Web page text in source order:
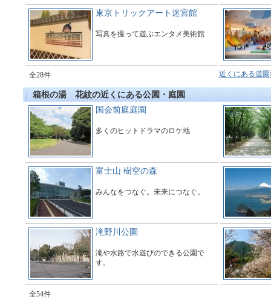
東京トリックアート迷宮館
写真を撮って遊ぶエンタメ美術館
全28件 近くにある遊
箱根の湯 花紋の近くにある公園・庭園
国会前庭庭園
多くのヒットドラマのロケ地
富士山 樹空の森
みんなをつなぐ。未来につなぐ。
滝野川公園
滝や水路で水遊びのできる公園で
す。
全54件